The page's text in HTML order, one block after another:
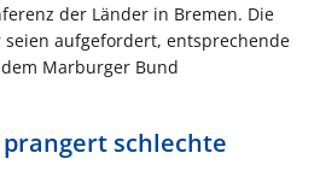
der Länder in Bremen. Die
aufgefordert, entsprechende
Marburger Bund
schlechte